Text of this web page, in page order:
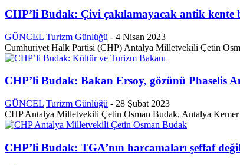
CHP’li Budak: Çivi çakılamayacak antik
GÜNCEL Turizm Günlüğü - 4 Nisan 2023
Cumhuriyet Halk Partisi (CHP) Antalya Milletvekili Çetin
CHP’li Budak: Bakan Ersoy, gözünü Phaselis
GÜNCEL Turizm Günlüğü - 28 Şubat 2023
CHP Antalya Milletvekili Çetin Osman Budak, Antalya Kemer
CHP’li Budak: TGA’nın harcamaları şeffaf değil